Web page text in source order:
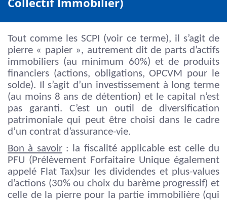
Tout comme les SCPI (voir ce terme), il s’agit de
pierre « papier », autrement dit de parts d’actifs
immobiliers (au minimum 60%) et de produits
financiers (actions, obligations, OPCVM pour le
solde). Il s’agit d’un investissement à long terme
(au moins 8 ans de détention) et le capital n’est
pas garanti. C’est un outil de diversification
patrimoniale qui peut être choisi dans le cadre
d’un contrat d’assurance-vie.
Bon à savoir: la fiscalité applicable est celle du
PFU (Prélèvement Forfaitaire Unique également
appelé Flat Tax)sur les dividendes et plus-values
d’actions (30% ou choix du barème progressif) et
celle de la pierre pour la partie immobilière (qui